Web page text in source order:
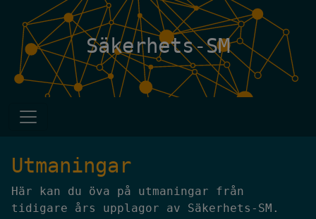
Säkerhets-SM
Utmaningar
Här kan du öva på utmaningar från
tidigare års upplagor av Säkerhets-SM.